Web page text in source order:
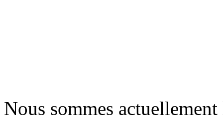
Nous sommes